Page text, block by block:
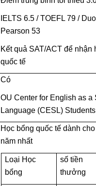
IELTS 6.5 / TOEFL 79 /
Pearson 53
Kết quả SAT/ACT để nhận
quốc tế
Có
OU Center for English as a
Language (CESL) Students
Học bổng quốc tế dành
năm nhất
Loại Học
bổng
số tiền
thưởng